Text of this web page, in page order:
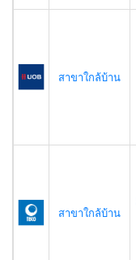
สาขาใกล้บ้าน
สาขาใกล้บ้าน